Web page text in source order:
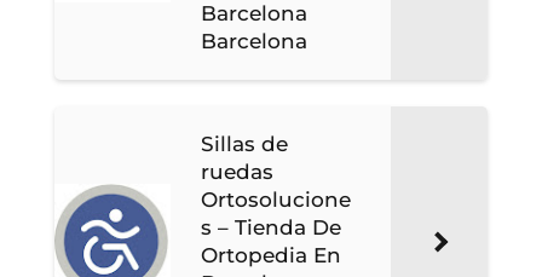
Barcelona
Barcelona
Sillas de
ruedas
Ortosolucione
s – Tienda De
Ortopedia En